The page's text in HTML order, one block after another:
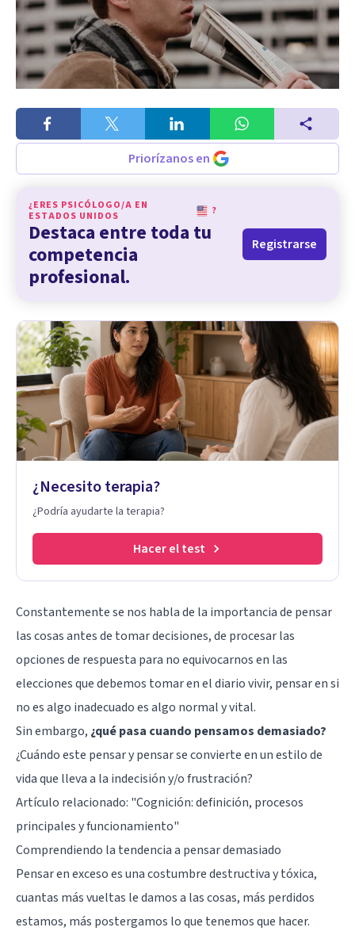
Priorízanos en
¿ERES PSICÓLOGO/A EN
ESTADOS UNIDOS
?
Destaca entre toda tu
competencia
profesional.
Registrarse
¿Necesito terapia?
¿Podría ayudarte la terapia?
Hacer el test
Constantemente se nos habla de la importancia de pensar
las cosas antes de tomar decisiones, de procesar las
opciones de respuesta para no equivocarnos en las
elecciones que debemos tomar en el diario vivir, pensar en si
no es algo inadecuado es algo normal y vital.
Sin embargo, ¿qué pasa cuando pensamos demasiado?
¿Cuándo este pensar y pensar se convierte en un estilo de
vida que lleva a la indecisión y/o frustración?
Artículo relacionado: "Cognición: definición, procesos
principales y funcionamiento"
Comprendiendo la tendencia a pensar demasiado
Pensar en exceso es una costumbre destructiva y tóxica,
cuantas más vueltas le damos a las cosas, más perdidos
estamos, más postergamos lo que tenemos que hacer.